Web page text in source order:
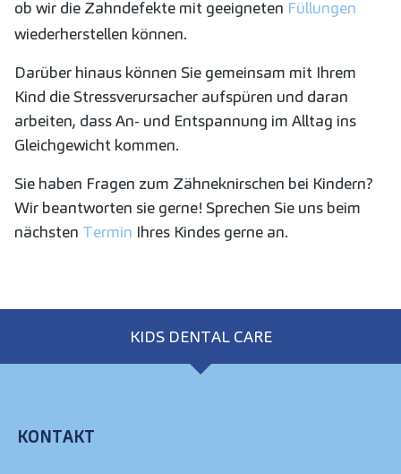
ob wir die Zahndefekte mit geeigneten Füllungen
wiederherstellen können.
Darüber hinaus können Sie gemeinsam mit Ihrem
Kind die Stressverursacher aufspüren und daran
arbeiten, dass An- und Entspannung im Alltag ins
Gleichgewicht kommen.
Sie haben Fragen zum Zähneknirschen bei Kindern?
Wir beantworten sie gerne! Sprechen Sie uns beim
nächsten Termin Ihres Kindes gerne an.
KIDS DENTAL CARE
KONTAKT